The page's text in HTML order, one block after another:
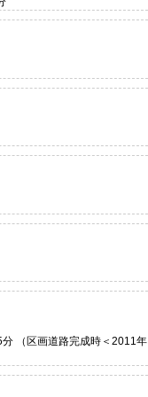
（区画道路完成時＜2011年